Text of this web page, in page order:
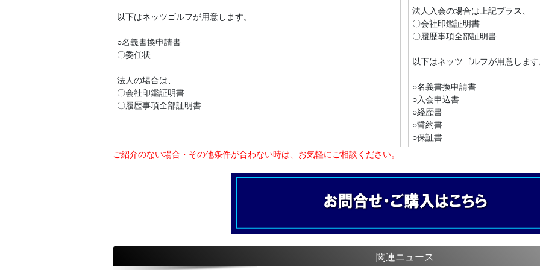
以下はネッツゴルフが用意します。
○名義書換申請書
〇委任状
法人の場合は、
〇会社印鑑証明書
〇履歴事項全部証明書
法人入会の場合は上記プラス、
〇会社印鑑証明書
〇履歴事項全部証明書
以下はネッツゴルフが用意しま
○名義書換申請書
○入会申込書
○経歴書
○誓約書
○保証書
ご紹介のない場合・その他条件が合わない時は、お気軽にご相談ください。
関連ニュース